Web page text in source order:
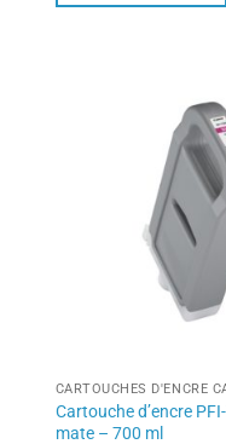
CARTOUCHES D'ENCRE
Cartouche d’encre
mate – 700 ml